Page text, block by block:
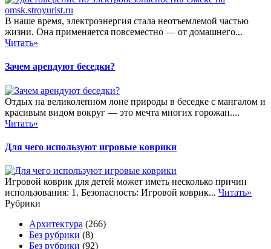
В наше время, электроэнергия стала неотъемлемой частью
жизни. Она применяется повсеместно — от домашнего...
Читать»
Зачем арендуют беседки?
Отдых на великолепном лоне природы в беседке с мангалом и
красивым видом вокруг — это мечта многих горожан....
Читать»
Для чего используют игровые коврики
Игровой коврик для детей может иметь несколько причин
использования: 1. Безопасность: Игровой коврик... Читать»
Рубрики
Архитектура (266)
Без рубрики (8)
Без рубрики (92)